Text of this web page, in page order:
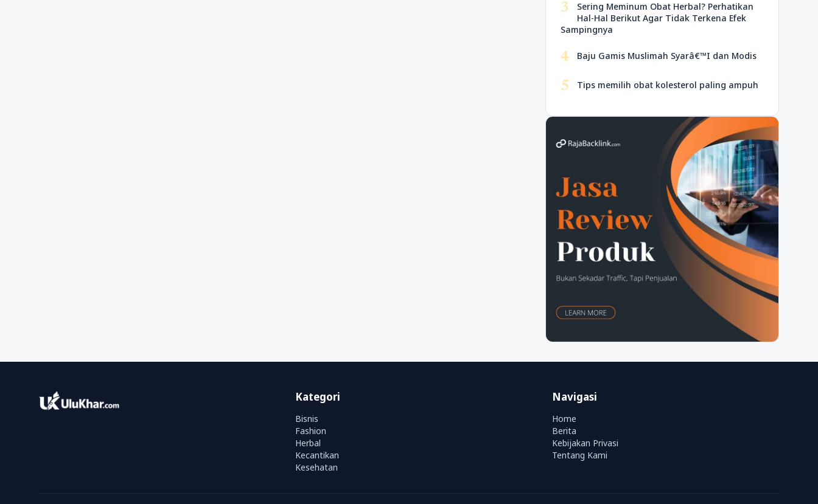
3
Sering Meminum Obat Herbal? Perhatikan
Hal-Hal Berikut Agar Tidak Terkena Efek
Sampingnya
4 Baju Gamis Muslimah Syarâ€™I dan Modis
5 Tips memilih obat kolesterol paling ampuh
Kategori
Bisnis
Fashion
Herbal
Kecantikan
Kesehatan
Navigasi
Home
Berita
Kebijakan Privasi
Tentang Kami